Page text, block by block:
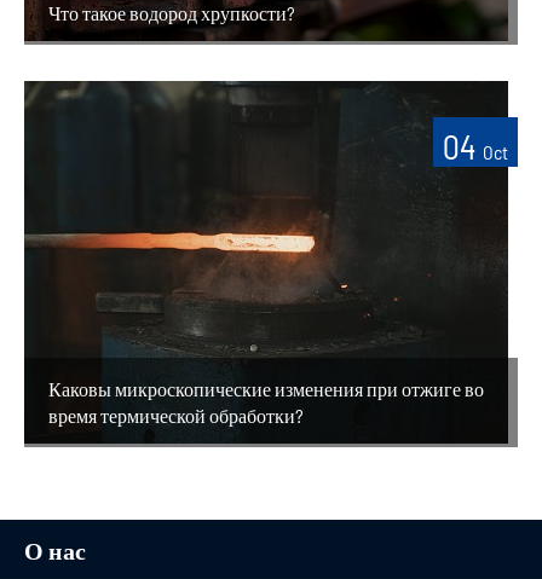
Что такое водород хрупкости?
04 Oct
Каковы микроскопические изменения при отжиге во
время термической обработки?
О нас